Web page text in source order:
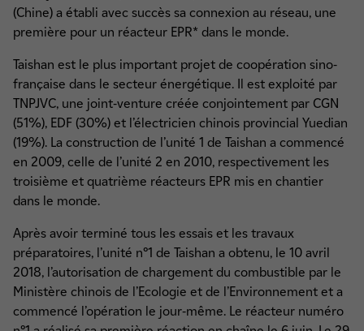
(Chine) a établi avec succès sa connexion au réseau, une
première pour un réacteur EPR* dans le monde.
Taishan est le plus important projet de coopération sino-
française dans le secteur énergétique. Il est exploité par
TNPJVC, une joint-venture créée conjointement par CGN
(51%), EDF (30%) et l’électricien chinois provincial Yuedian
(19%). La construction de l’unité 1 de Taishan a commencé
en 2009, celle de l’unité 2 en 2010, respectivement les
troisième et quatrième réacteurs EPR mis en chantier
dans le monde.
Après avoir terminé tous les essais et les travaux
préparatoires, l’unité n°1 de Taishan a obtenu, le 10 avril
2018, l’autorisation de chargement du combustible par le
Ministère chinois de l’Ecologie et de l’Environnement et a
commencé l’opération le jour-même. Le réacteur numéro